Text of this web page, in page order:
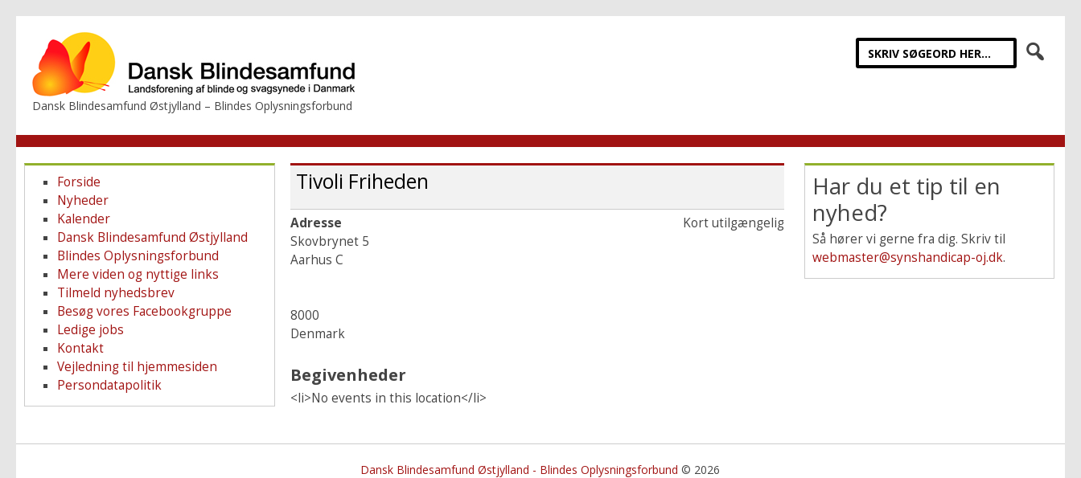
Dansk Blindesamfund Østjylland – Blindes Oplysningsforbund
Tivoli Friheden
Kort utilgængelig
Adresse
Skovbrynet 5
Aarhus C
8000
Denmark
Begivenheder
<li>No events in this location</li>
Forside
Nyheder
Kalender
Dansk Blindesamfund Østjylland
Blindes Oplysningsforbund
Mere viden og nyttige links
Tilmeld nyhedsbrev
Besøg vores Facebookgruppe
Ledige jobs
Kontakt
Vejledning til hjemmesiden
Persondatapolitik
Har du et tip til en
nyhed?
Så hører vi gerne fra dig. Skriv til
webmaster@synshandicap-oj.dk.
Dansk Blindesamfund Østjylland - Blindes Oplysningsforbund © 2026